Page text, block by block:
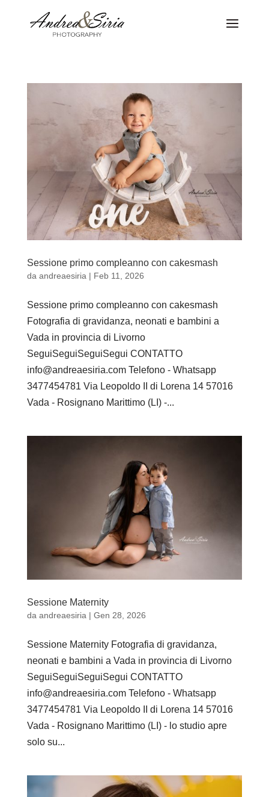
Sessione primo compleanno con cakesmash
da andreaesiria | Feb 11, 2026
Sessione primo compleanno con cakesmash
Fotografia di gravidanza, neonati e bambini a
Vada in provincia di Livorno
SeguiSeguiSeguiSegui CONTATTO
info@andreaesiria.com Telefono - Whatsapp
3477454781 Via Leopoldo II di Lorena 14 57016
Vada - Rosignano Marittimo (LI) -...
Sessione Maternity
da andreaesiria | Gen 28, 2026
Sessione Maternity Fotografia di gravidanza,
neonati e bambini a Vada in provincia di Livorno
SeguiSeguiSeguiSegui CONTATTO
info@andreaesiria.com Telefono - Whatsapp
3477454781 Via Leopoldo II di Lorena 14 57016
Vada - Rosignano Marittimo (LI) - lo studio apre
solo su...